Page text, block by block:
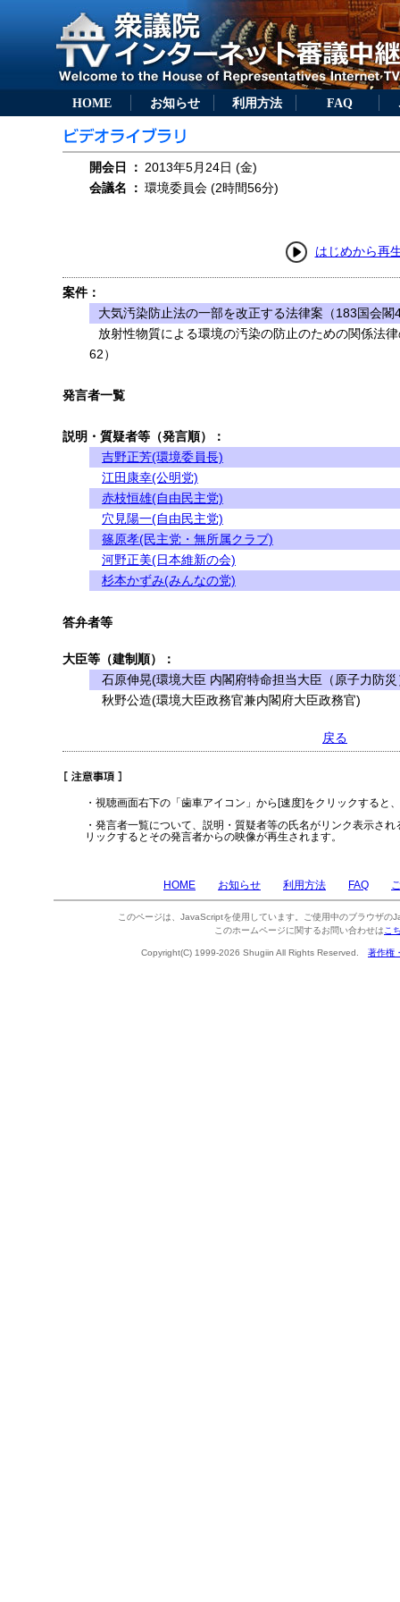
HOME お知らせ 利用方法 FAQ
開会日 ： 2013年5月24日 (金)
会議名
： 環境委員会 (2時間56分)
はじめから再
案件：
大気汚染防止法の一部を改正する法律案（183国会閣
放射性物質による環境の汚染の防止のための関係法
62）
発言者一覧
説明・質疑者等（発言順）：
吉野正芳(環境委員長)
江田康幸(公明党)
赤枝恒雄(自由民主党)
穴見陽一(自由民主党)
篠原孝(民主党・無所属クラブ)
河野正美(日本維新の会)
杉本かずみ(みんなの党)
答弁者等
大臣等（建制順）：
石原伸晃(環境大臣 内閣府特命担当大臣（原子力防災
秋野公造(環境大臣政務官兼内閣府大臣政務官)
戻る
・視聴画面右下の「歯車アイコン」から[速度]をクリックすると
・発言者一覧について、説明・質疑者等の氏名がリンク表示さ
リックするとその発言者からの映像が再生されます。
HOME お知らせ 利用方法 FAQ
このページは、JavaScriptを使用しています。ご使用中のブラウザの
このホームページに関するお問い合わせは こ
Copyright(C) 1999-2026 Shugiin All Rights Reserved. 著作権